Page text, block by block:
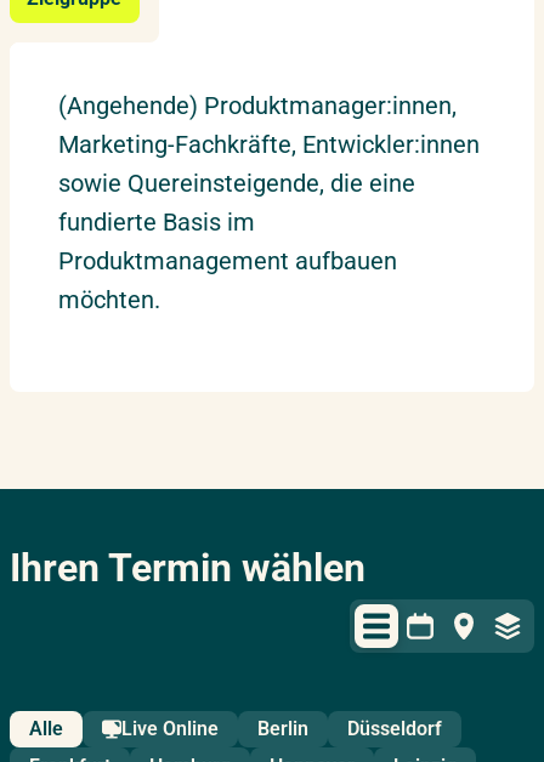
(Angehende) Produktmanager:innen,
Marketing-Fachkräfte, Entwickler:innen
sowie Quereinsteigende, die eine
fundierte Basis im
Produktmanagement aufbauen
möchten.
Ihren Termin wählen
Alle Live Online Berlin
Düsseldorf